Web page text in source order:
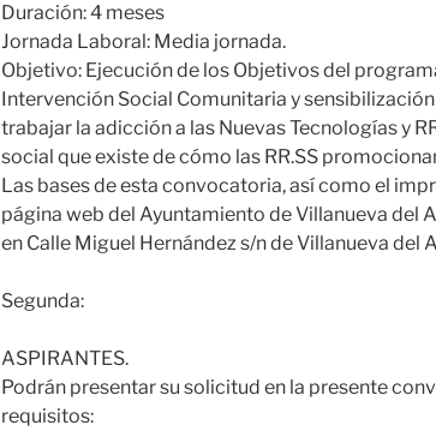
Duración: 4 meses
Jornada Laboral: Media jornada.
Objetivo: Ejecución de los Objetivos del
Intervención Social Comunitaria y
trabajar la adicción a las Nuevas Tecnologías y
social que existe de cómo las RR.SS
Las bases de esta convocatoria, así como el
página web del Ayuntamiento de Villanueva del
en Calle Miguel Hernández s/n de Villanueva del
Segunda:
ASPIRANTES.
Podrán presentar su solicitud en la presente
requisitos: